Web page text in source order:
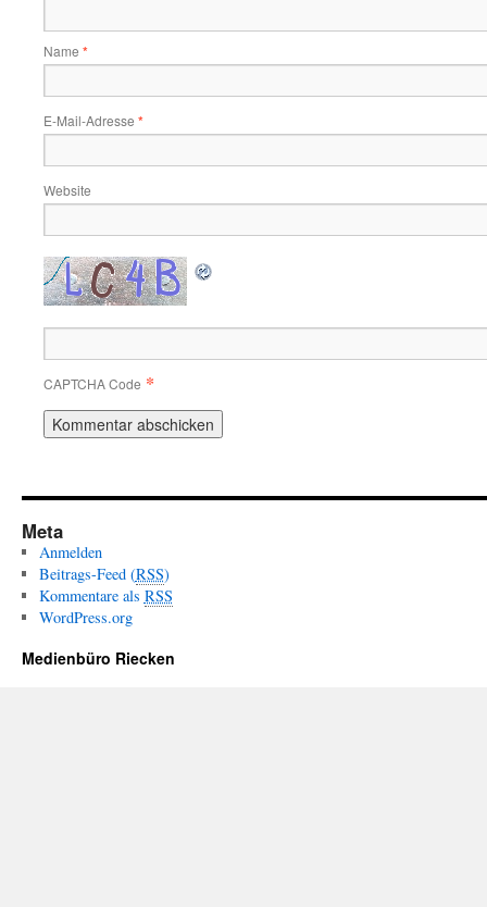
Name *
E-Mail-Adresse *
Website
CAPTCHA Code *
Meta
Anmelden
Beitrags-Feed (RSS)
Kommentare als RSS
WordPress.org
Medienbüro Riecken